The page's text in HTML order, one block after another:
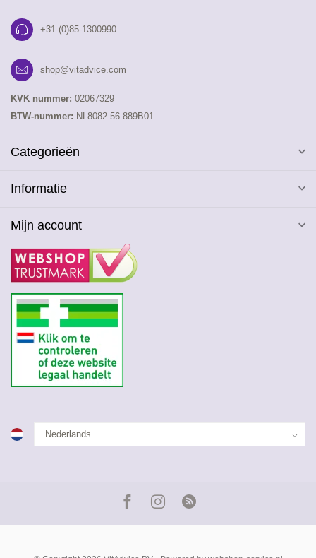
+31-(0)85-1300990
shop@vitadvice.com
KVK nummer: 02067329
BTW-nummer: NL8082.56.889B01
Categorieën
Informatie
Mijn account